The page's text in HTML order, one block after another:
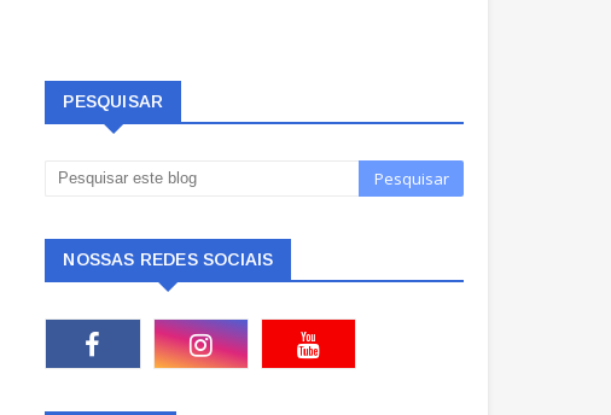
PESQUISAR
NOSSAS REDES SOCIAIS